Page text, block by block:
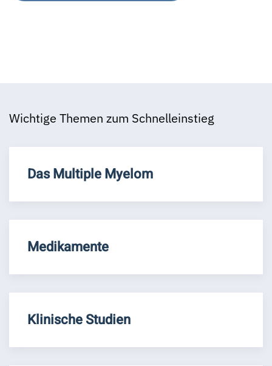
Wichtige Themen zum Schnelleinstieg
Das Multiple Myelom
Medikamente
Klinische Studien